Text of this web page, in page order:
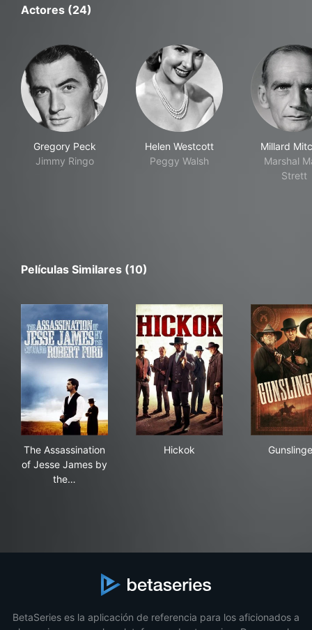
Actores (24)
Gregory Peck
Jimmy Ringo
Helen Westcott
Peggy Walsh
Millard
Marshal
Strett
Películas Similares (10)
The Assassination
of Jesse James by
the…
Hickok
BetaSeries es la aplicación de referencia para los aficionados a